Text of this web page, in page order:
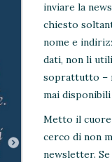
inviare la
chiesto
nome e
dati, non li
soprattutto –
mai
Metto il
cerco di non
newsletter.